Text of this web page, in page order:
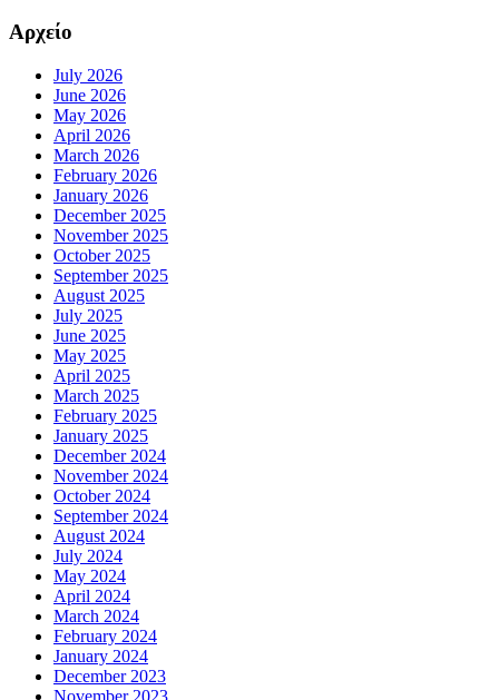
Αρχείο
July 2026
June 2026
May 2026
April 2026
March 2026
February 2026
January 2026
December 2025
November 2025
October 2025
September 2025
August 2025
July 2025
June 2025
May 2025
April 2025
March 2025
February 2025
January 2025
December 2024
November 2024
October 2024
September 2024
August 2024
July 2024
May 2024
April 2024
March 2024
February 2024
January 2024
December 2023
November 2023